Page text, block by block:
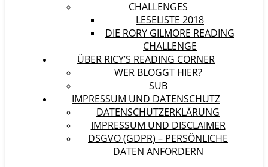
CHALLENGES
LESELISTE 2018
DIE RORY GILMORE READING
CHALLENGE
ÜBER RICY’S READING CORNER
WER BLOGGT HIER?
SUB
IMPRESSUM UND DATENSCHUTZ
DATENSCHUTZERKLÄRUNG
IMPRESSUM UND DISCLAIMER
DSGVO (GDPR) – PERSÖNLICHE
DATEN ANFORDERN